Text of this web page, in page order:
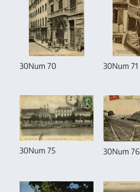
30Num 70 30Num 71
30Num 75 30Num 76